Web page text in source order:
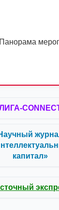
Панорама
капитал»